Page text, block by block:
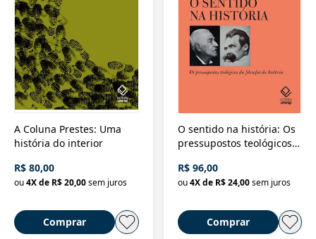
A Coluna Prestes: Uma
história do interior
R$ 80,00
ou4X de R$ 20,00sem juros
Comprar
O sentido na história: Os
pressupostos teológicos
R$ 96,00
ou 4X de R$ 24,00 sem juros
Comprar